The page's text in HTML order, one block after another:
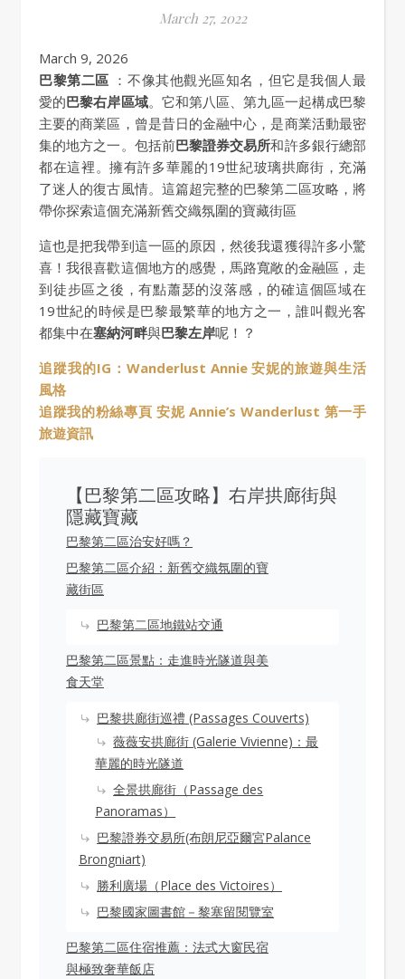
March 27, 2022
March 9, 2026
巴黎第二區 ：不像其他觀光區知名，但它是我個人最
愛的巴黎右岸區域。它和第八區、第九區一起構成巴黎
主要的商業區，曾是昔日的金融中心，是商業活動最密
集的地方之一。包括前巴黎證券交易所和許多銀行總部
都在這裡。擁有許多華麗的19世紀玻璃拱廊街，充滿
了迷人的復古風情。這篇超完整的巴黎第二區攻略，將
帶你探索這個充滿新舊交織氛圍的寶藏街區
這也是把我帶到這一區的原因，然後我還獲得許多小驚
喜！我很喜歡這個地方的感覺，馬路寬敞的金融區，走
到徒步區之後，有點蕭瑟的沒落感，的確這個區域在
19世紀的時候是巴黎最繁華的地方之一，誰叫觀光客
都集中在塞納河畔與巴黎左岸呢！？
追蹤我的IG：Wanderlust Annie 安妮的旅遊與生活
風格
追蹤我的粉絲專頁 安妮 Annie’s Wanderlust 第一手
旅遊資訊
【巴黎第二區攻略】右岸拱廊街與
隱藏寶藏
巴黎第二區治安好嗎？
巴黎第二區介紹：新舊交織氛圍的寶
藏街區
巴黎第二區地鐵站交通
巴黎第二區景點：走進時光隧道與美
食天堂
巴黎拱廊街巡禮 (Passages Couverts)
薇薇安拱廊街 (Galerie Vivienne)：最
華麗的時光隧道
全景拱廊街（Passage des
Panoramas）
巴黎證券交易所(布朗尼亞爾宮Palance
Brongniart)
勝利廣場（Place des Victoires）
巴黎國家圖書館－黎塞留閱覽室
巴黎第二區住宿推薦：法式大窗民宿
與極致奢華飯店